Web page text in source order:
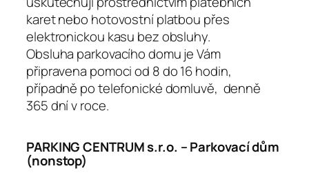
karet nebo hotovostní platbou přes
elektronickou kasu bez obsluhy.
Obsluha parkovacího domu je Vám
připravena pomoci od 8 do 16 hodin,
případně po telefonické domluvě, denně
365 dní v roce.
PARKING CENTRUM s.r.o. – Parkovací dům
(nonstop)